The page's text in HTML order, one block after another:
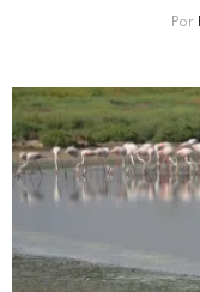
Por